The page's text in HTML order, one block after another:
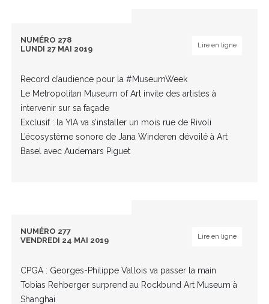
NUMÉRO 278
LUNDI 27 MAI 2019
Lire en ligne
Record d’audience pour la #MuseumWeek
Le Metropolitan Museum of Art invite des artistes à
intervenir sur sa façade
Exclusif : la YIA va s’installer un mois rue de Rivoli
L’écosystème sonore de Jana Winderen dévoilé à Art
Basel avec Audemars Piguet
NUMÉRO 277
VENDREDI 24 MAI 2019
Lire en ligne
CPGA : Georges-Philippe Vallois va passer la main
Tobias Rehberger surprend au Rockbund Art Museum à
Shanghai